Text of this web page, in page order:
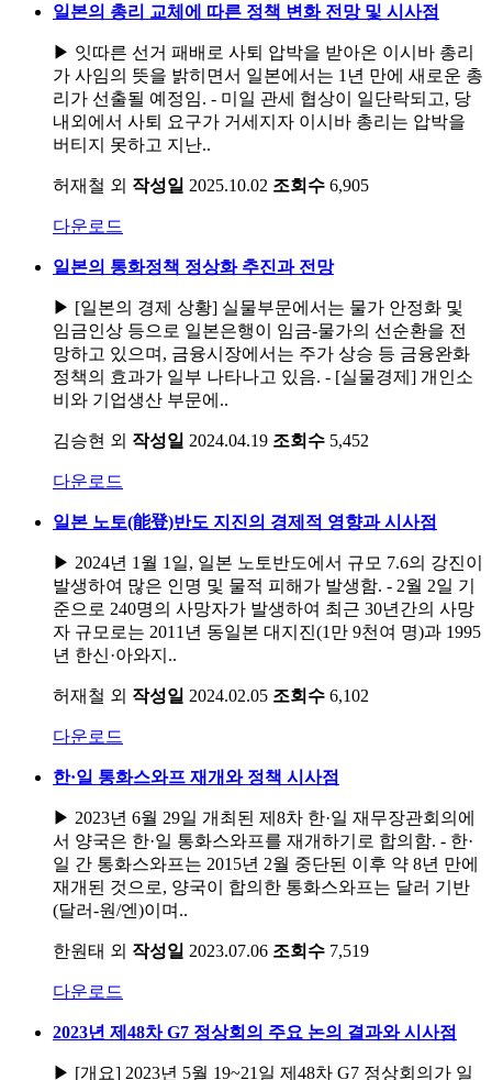
일본의 총리 교체에 따른 정책 변화 전망 및 시사점
▶ 잇따른 선거 패배로 사퇴 압박을 받아온 이시바 총리
가 사임의 뜻을 밝히면서 일본에서는 1년 만에 새로운 총
리가 선출될 예정임. - 미일 관세 협상이 일단락되고, 당
내외에서 사퇴 요구가 거세지자 이시바 총리는 압박을
버티지 못하고 지난..
허재철 외 작성일 2025.10.02 조회수 6,905
다운로드
일본의 통화정책 정상화 추진과 전망
▶ [일본의 경제 상황] 실물부문에서는 물가 안정화 및
임금인상 등으로 일본은행이 임금-물가의 선순환을 전
망하고 있으며, 금융시장에서는 주가 상승 등 금융완화
정책의 효과가 일부 나타나고 있음. - [실물경제] 개인소
비와 기업생산 부문에..
김승현 외 작성일 2024.04.19 조회수 5,452
다운로드
일본 노토(能登)반도 지진의 경제적 영향과 시사점
▶ 2024년 1월 1일, 일본 노토반도에서 규모 7.6의 강진이
발생하여 많은 인명 및 물적 피해가 발생함. - 2월 2일 기
준으로 240명의 사망자가 발생하여 최근 30년간의 사망
자 규모로는 2011년 동일본 대지진(1만 9천여 명)과 1995
년 한신·아와지..
허재철 외 작성일 2024.02.05 조회수 6,102
다운로드
한·일 통화스와프 재개와 정책 시사점
▶ 2023년 6월 29일 개최된 제8차 한·일 재무장관회의에
서 양국은 한·일 통화스와프를 재개하기로 합의함. - 한·
일 간 통화스와프는 2015년 2월 중단된 이후 약 8년 만에
재개된 것으로, 양국이 합의한 통화스와프는 달러 기반
(달러-원/엔)이며..
한원태 외 작성일 2023.07.06 조회수 7,519
다운로드
2023년 제48차 G7 정상회의 주요 논의 결과와 시사점
▶ [개요] 2023년 5월 19~21일 제48차 G7 정상회의가 일